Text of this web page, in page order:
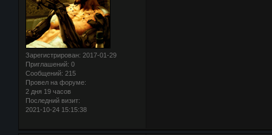
Зарегистрирован: 2017-01-29
Приглашений: 0
Сообщений: 215
Провел на форуме:
2 дня 19 часов
Последний визит:
2021-10-24 15:15:38